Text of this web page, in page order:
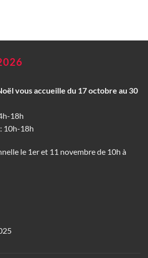
vous accueille du 17 octobre au 30
18h
10h-18h
le 1er et 11 novembre de 10h à